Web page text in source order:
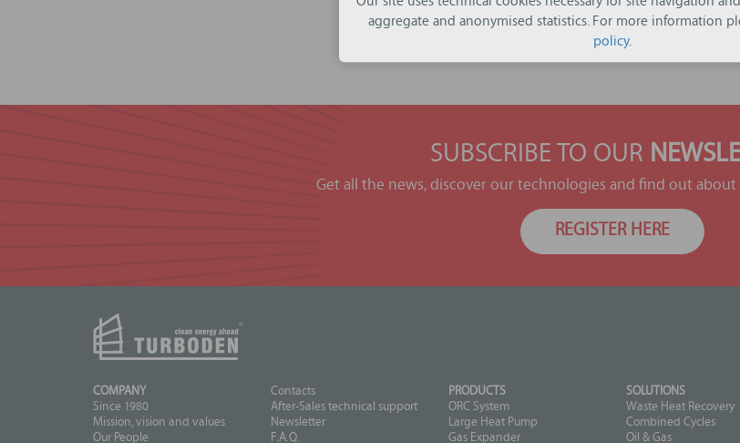
SUBSCRIBE TO OUR
Get all the news, discover our technologies and find out
REGISTER HERE
COMPANY
Since 1980
Mission, vision and values
Our People
Contacts
After-Sales technical support
Newsletter
F.A.Q.
PRODUCTS
ORC System
Large Heat Pump
Gas Expander
SOLUTIONS
Waste Heat Recovery
Combined Cycles
Oil & Gas
aggregate and anonymised statistics. For more information
policy.